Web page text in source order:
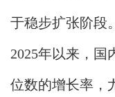
于稳步扩张阶段
2025年以来，国
位数的增长率，